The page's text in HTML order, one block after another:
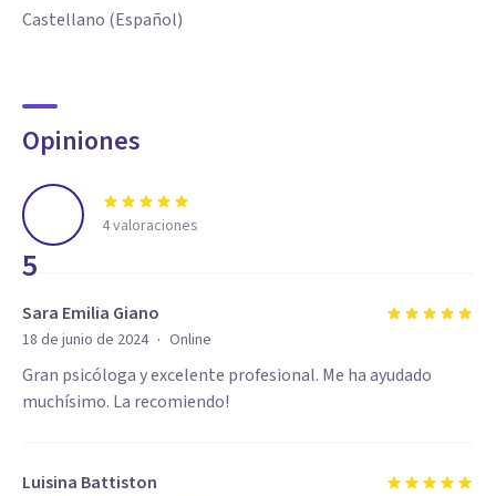
Castellano (Español)
Opiniones
5
4valoraciones
Sara Emilia Giano
18 de junio de 2024 · Online
Gran psicóloga y excelente profesional. Me ha ayudado
muchísimo. La recomiendo!
Luisina Battiston